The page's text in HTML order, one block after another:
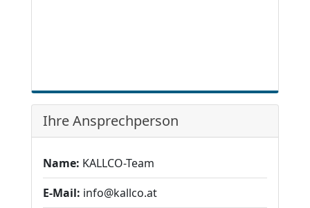
Ihre Ansprechperson
Name: KALLCO-Team
E-Mail: info@kallco.at